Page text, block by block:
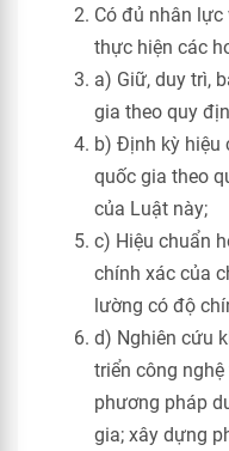
Có đủ nhân
thực hiện các
a) Giữ, duy trì,
gia theo quy
b) Định kỳ hiệu
quốc gia theo
của Luật này;
c) Hiệu chuẩn
chính xác của
lường có độ
d) Nghiên cứu
triển công
phương pháp
gia; xây dựng